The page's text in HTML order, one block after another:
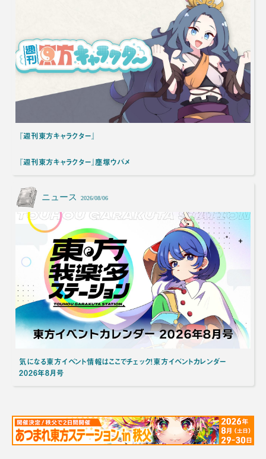
『週刊東方キャラクター』
『週刊東方キャラクター』塵塚ウバメ
ニュース 2026/08/06
気になる東方イベント情報はここでチェック！東方イベントカレンダー
2026年8月号